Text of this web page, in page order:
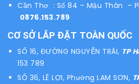
Cần Thơ : Số 84 – Mậu Thân –
0876.153.789
CƠ SỞ LẮP ĐẶT TOÀN QUỐC
SỐ 16, ĐƯỜNG NGUYỄN TRÃI, TP
153 789
SỐ 36, LÊ LỢI, Phường LAM SƠN,